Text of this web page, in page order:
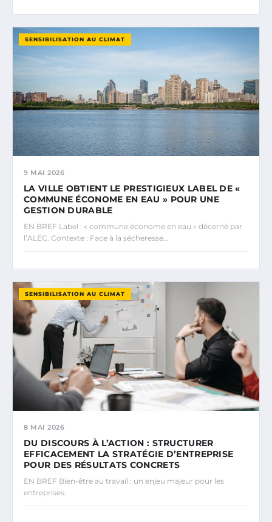
SENSIBILISATION AU CLIMAT
9 MAI 2026
LA VILLE OBTIENT LE PRESTIGIEUX LABEL DE «
COMMUNE ÉCONOME EN EAU » POUR UNE
GESTION DURABLE
EN BREF Label : « commune économe en eau » décerné par
l’ALEC. Contexte : Face à la sécheresse…
SENSIBILISATION AU CLIMAT
8 MAI 2026
DU DISCOURS À L’ACTION : STRUCTURER
EFFICACEMENT LA STRATÉGIE D’ENTREPRISE
POUR DES RÉSULTATS CONCRETS
EN BREF Bien-être au travail : un enjeu majeur pour les
entreprises.